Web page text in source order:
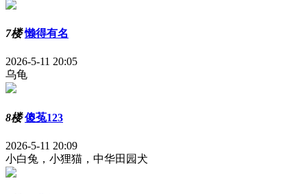
7楼 懒得有名
2026-5-11 20:05
乌龟
8楼 傻菟123
2026-5-11 20:09
小白兔，小狸猫，中华田园犬